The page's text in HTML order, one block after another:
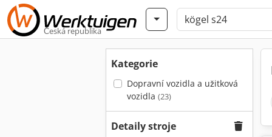
Česká republika
Kategorie
Dopravní vozidla a užitková
vozidla (23)
Detaily stroje